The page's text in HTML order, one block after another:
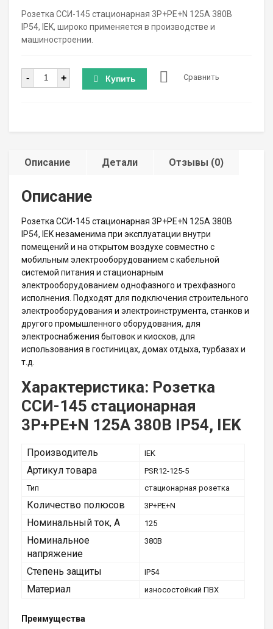
Розетка ССИ-145 стационарная 3P+PE+N 125А 380В
IP54, IEK, широко применяется в производстве и
машиностроении.
Количество
- + Купить Сравнить
Описание Детали Отзывы (0)
Описание
Розетка ССИ-145 стационарная 3P+PE+N 125А 380В
IP54, IEK незаменима при эксплуатации внутри
помещений и на открытом воздухе совместно с
мобильным электрооборудованием с кабельной
системой питания и стационарным
электрооборудованием однофазного и трехфазного
исполнения. Подходят для подключения строительного
электрооборудования и электроинструмента, станков и
другого промышленного оборудования, для
электроснабжения бытовок и киосков, для
использования в гостиницах, домах отдыха, турбазах и
т.д.
Характеристика: Розетка
ССИ-145 стационарная
3P+PE+N 125А 380В IP54, IEK
Производитель IEK
Артикул товара
PSR12-125-5
Тип
стационарная розетка
Количество полюсов 3P+PE+N
Номинальный ток, А 125
Номинальное
напряжение
380В
Степень защиты IP54
Материал износостойкий ПВХ
Преимущества